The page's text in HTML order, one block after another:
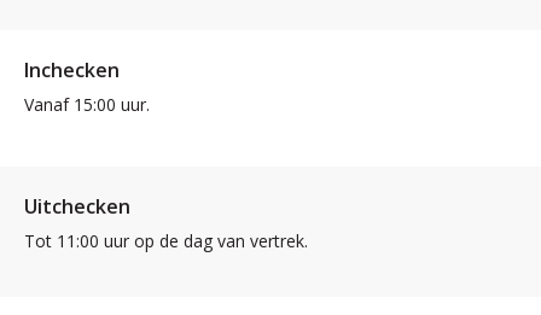
Inchecken
Vanaf 15:00 uur.
Uitchecken
Tot 11:00 uur op de dag van vertrek.